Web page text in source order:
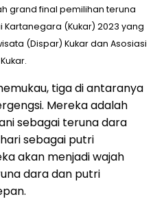
grand final pemilihan teruna
(Kukar) 2023 yang
(Dispar) Kukar dan Asosiasi
tiga di antaranya
Mereka adalah
sebagai teruna dara
sebagai putri
akan menjadi wajah
dara dan putri